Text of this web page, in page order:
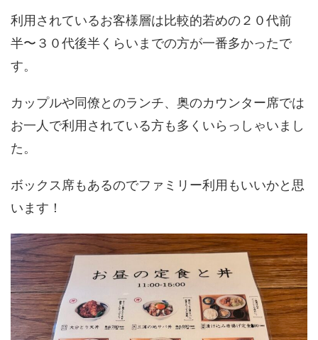
利用されているお客様層は比較的若めの２０代前
半〜３０代後半くらいまでの方が一番多かったで
す。
カップルや同僚とのランチ、奥のカウンター席では
お一人で利用されている方も多くいらっしゃいまし
た。
ボックス席もあるのでファミリー利用もいいかと思
います！